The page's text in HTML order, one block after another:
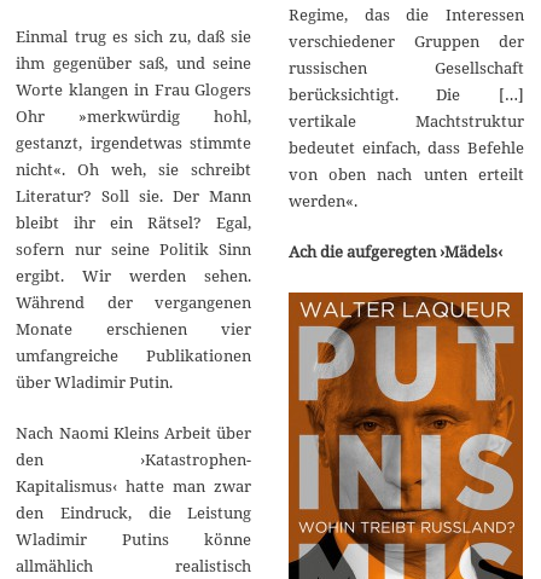
Einmal trug es sich zu, daß sie
ihm gegenüber saß, und seine
Worte klangen in Frau Glogers
Ohr »merkwürdig hohl,
gestanzt, irgendetwas stimmte
nicht«. Oh weh, sie schreibt
Literatur? Soll sie. Der Mann
bleibt ihr ein Rätsel? Egal,
sofern nur seine Politik Sinn
ergibt. Wir werden sehen.
Während der vergangenen
Monate erschienen vier
umfangreiche Publikationen
über Wladimir Putin.
Nach Naomi Kleins Arbeit über
den ›Katastrophen-
Kapitalismus‹ hatte man zwar
den Eindruck, die Leistung
Wladimir Putins könne
allmählich realistisch
Regime, das die Interessen
verschiedener Gruppen der
russischen Gesellschaft
berücksichtigt. Die […]
vertikale Machtstruktur
bedeutet einfach, dass Befehle
von oben nach unten erteilt
werden«.
Ach die aufgeregten ›Mädels‹